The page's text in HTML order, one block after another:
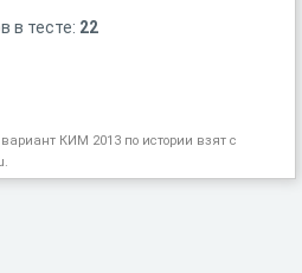
в тесте: 22
КИМ 2013 по истории взят с